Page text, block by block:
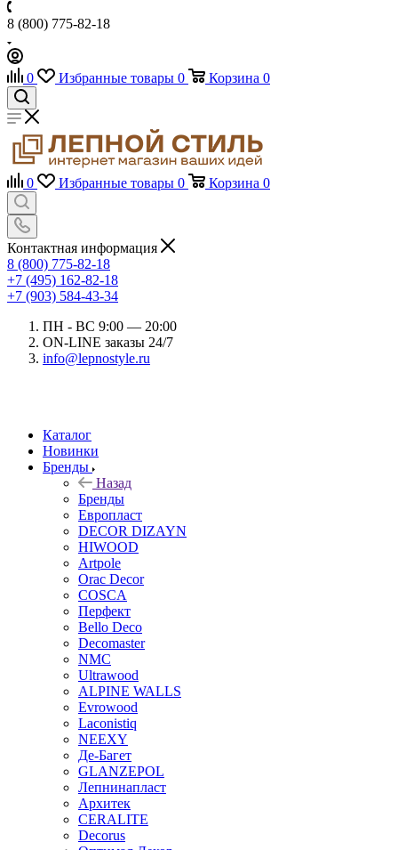
8 (800) 775-82-18
0 Избранные товары 0 Корзина 0
0 Избранные товары 0 Корзина 0
Контактная информация
8 (800) 775-82-18
+7 (495) 162-82-18
+7 (903) 584-43-34
ПН - ВС 9:00 — 20:00
ON-LINE заказы 24/7
info@lepnostyle.ru
Каталог
Новинки
Бренды
Назад
Бренды
Европласт
DECOR DIZAYN
HIWOOD
Artpole
Orac Decor
COSCA
Перфект
Bello Deco
Decomaster
NMС
Ultrawood
ALPINE WALLS
Evrowood
Laconistiq
NEEXY
Де-Багет
GLANZEPOL
Лепнинапласт
Архитек
CERALITE
Decorus